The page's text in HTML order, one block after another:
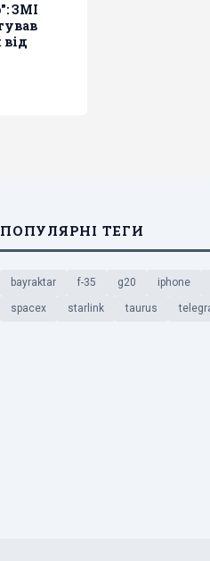
ЗМІ
ПОПУЛЯРНІ ТЕГИ
bayraktar f-35 g20 iphone
spacex starlink taurus